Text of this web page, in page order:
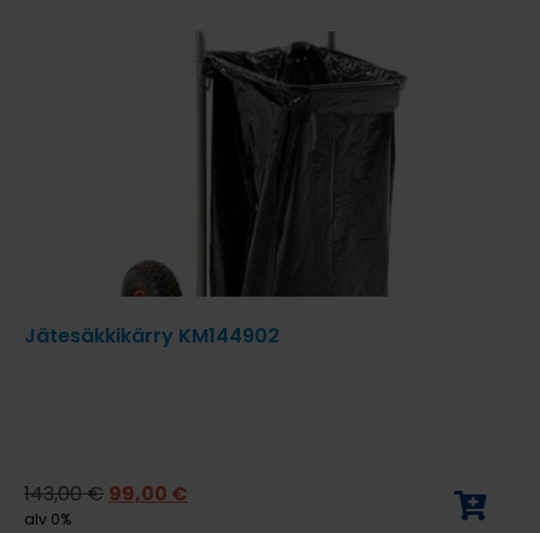
Jätesäkkikärry KM144902
143,00€ 99,00 €
alv 0%